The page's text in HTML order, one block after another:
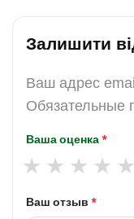
Залишити
Ваш адрес
Обязательные
Ваша оценка*
Ваш отзыв *